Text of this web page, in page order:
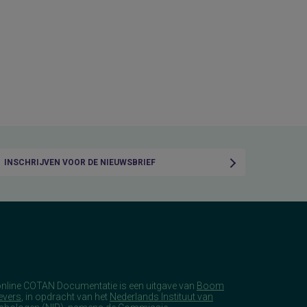
INSCHRIJVEN VOOR DE NIEUWSBRIEF
COTAN Documentatie is een uitgave van Boom
, in opdracht van het Nederlands Instituut van